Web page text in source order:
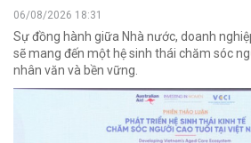
06/08/2026 18:31
Sự đồng hành giữa Nhà nước, doanh
sẽ mang đến một hệ sinh thái chăm sóc
nhân văn và bền vững.